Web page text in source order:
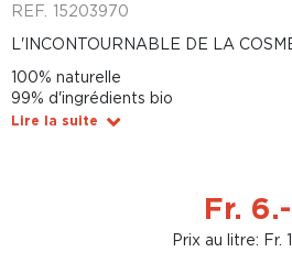
REF. 15203970
L'INCONTOURNABLE DE LA
100% naturelle
99% d'ingrédients bio
Lire la suite
Fr. 6.-
Prix au litre: Fr.